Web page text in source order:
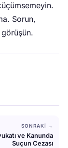
Sorun,
SONRAKI →
ve Kanunda
Suçun Cezası